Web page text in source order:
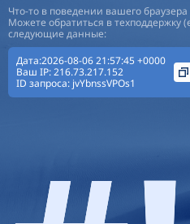
Что-то в поведении вашего
Можете обратиться в техподдержку
следующие данные:
Дата:2026-08-06 21:57:45 +0000
Ваш IP:216.73.217.152
ID запроса: jvYbnssVPOs1